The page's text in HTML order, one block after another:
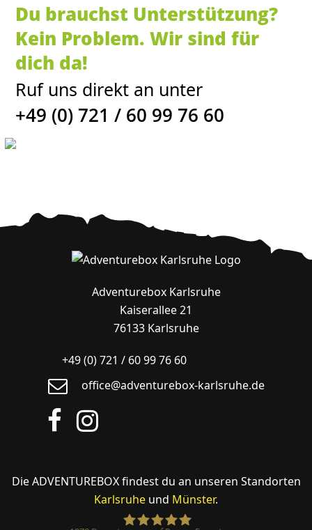
Du brauchst Unterstützung?
Kein Problem. Wir sind für
dich da!
Ruf uns direkt an unter
+49 (0) 721 / 60 99 76 60
Adventurebox Karlsruhe
Kaiserallee 21
76133 Karlsruhe
+49 (0) 721 / 60 99 76 60
office@adventurebox-karlsruhe.de
Facebook
Instagram
Die ADVENTUREBOX findest du an unseren Standorten
Karlsruhe und Münster.